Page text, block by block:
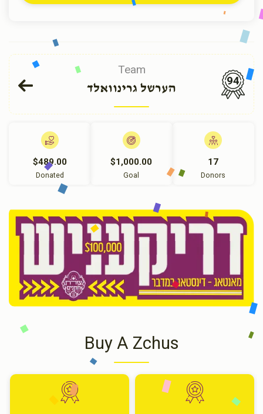
Team
הערשל גרינוואלד
94
$489.00
Donated
$1,000.00
Goal
17
Donors
Buy A Zchus